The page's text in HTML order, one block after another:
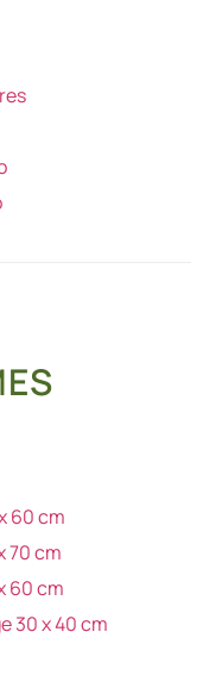
60 cm
70 cm
60 cm
30 x 40 cm